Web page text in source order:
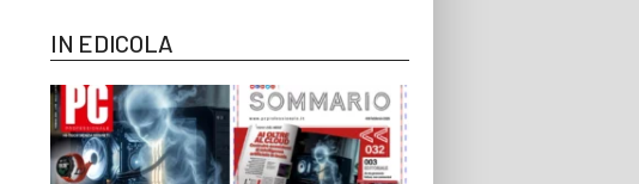
IN EDICOLA